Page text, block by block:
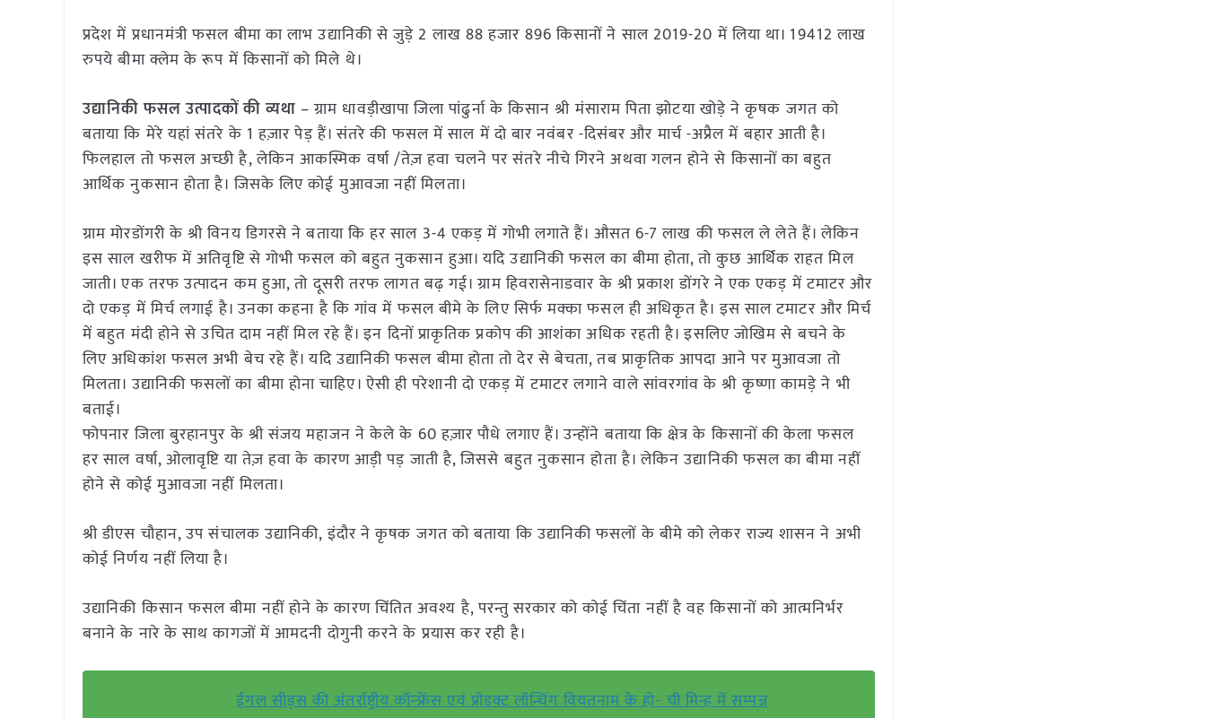
प्रदेश में प्रधानमंत्री फसल बीमा का लाभ उद्यानिकी से जुड़े 2 लाख 88 हजार 896 किसानों ने साल 2019-20 में लिया था। 19412 लाख
रुपये बीमा क्लेम के रूप में किसानों को मिले थे।
उद्यानिकी फसल उत्पादकों की व्यथा – ग्राम धावड़ीखापा जिला पांढुर्ना के किसान श्री मंसाराम पिता झोटया खोड़े ने कृषक जगत को
बताया कि मेरे यहां संतरे के 1 हज़ार पेड़ हैं। संतरे की फसल में साल में दो बार नवंबर -दिसंबर और मार्च -अप्रैल में बहार आती है।
फिलहाल तो फसल अच्छी है, लेकिन आकस्मिक वर्षा /तेज़ हवा चलने पर संतरे नीचे गिरने अथवा गलन होने से किसानों का बहुत
आर्थिक नुकसान होता है। जिसके लिए कोई मुआवजा नहीं मिलता।
ग्राम मोरडोंगरी के श्री विनय डिगरसे ने बताया कि हर साल 3-4 एकड़ में गोभी लगाते हैं। औसत 6-7 लाख की फसल ले लेते हैं। लेकिन
इस साल खरीफ में अतिवृष्टि से गोभी फसल को बहुत नुकसान हुआ। यदि उद्यानिकी फसल का बीमा होता, तो कुछ आर्थिक राहत मिल
जाती। एक तरफ उत्पादन कम हुआ, तो दूसरी तरफ लागत बढ़ गई। ग्राम हिवरासेनाडवार के श्री प्रकाश डोंगरे ने एक एकड़ में टमाटर और
दो एकड़ में मिर्च लगाई है। उनका कहना है कि गांव में फसल बीमे के लिए सिर्फ मक्का फसल ही अधिकृत है। इस साल टमाटर और मिर्च
में बहुत मंदी होने से उचित दाम नहीं मिल रहे हैं। इन दिनों प्राकृतिक प्रकोप की आशंका अधिक रहती है। इसलिए जोखिम से बचने के
लिए अधिकांश फसल अभी बेच रहे हैं। यदि उद्यानिकी फसल बीमा होता तो देर से बेचता, तब प्राकृतिक आपदा आने पर मुआवजा तो
मिलता। उद्यानिकी फसलों का बीमा होना चाहिए। ऐसी ही परेशानी दो एकड़ में टमाटर लगाने वाले सांवरगांव के श्री कृष्णा कामड़े ने भी
बताई।
फोपनार जिला बुरहानपुर के श्री संजय महाजन ने केले के 60 हज़ार पौधे लगाए हैं। उन्होंने बताया कि क्षेत्र के किसानों की केला फसल
हर साल वर्षा, ओलावृष्टि या तेज़ हवा के कारण आड़ी पड़ जाती है, जिससे बहुत नुकसान होता है। लेकिन उद्यानिकी फसल का बीमा नहीं
होने से कोई मुआवजा नहीं मिलता।
श्री डीएस चौहान, उप संचालक उद्यानिकी, इंदौर ने कृषक जगत को बताया कि उद्यानिकी फसलों के बीमे को लेकर राज्य शासन ने अभी
कोई निर्णय नहीं लिया है।
उद्यानिकी किसान फसल बीमा नहीं होने के कारण चिंतित अवश्य है, परन्तु सरकार को कोई चिंता नहीं है वह किसानों को आत्मनिर्भर
बनाने के नारे के साथ कागजों में आमदनी दोगुनी करने के प्रयास कर रही है।
ईगल सीड्स की अंतर्राष्ट्रीय कॉन्फ्रेंस एवं प्रोडक्ट लॉन्चिंग वियतनाम के हो- ची मिन्ह में सम्पन्न